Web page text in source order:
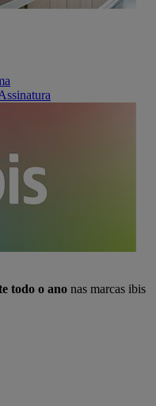
todo o ano nas marcas ibis